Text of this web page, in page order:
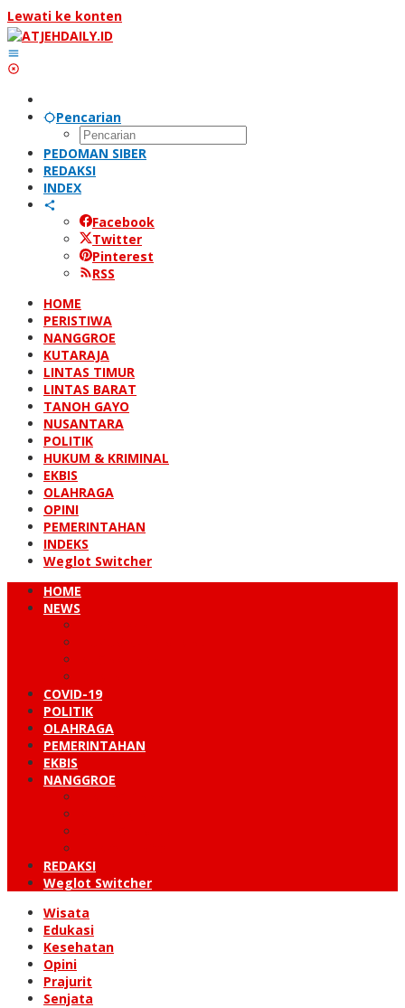
Lewati ke konten
Pencarian
PEDOMAN SIBER
REDAKSI
INDEX
Facebook
Twitter
Pinterest
RSS
HOME
PERISTIWA
NANGGROE
KUTARAJA
LINTAS TIMUR
LINTAS BARAT
TANOH GAYO
NUSANTARA
POLITIK
HUKUM & KRIMINAL
EKBIS
OLAHRAGA
OPINI
PEMERINTAHAN
INDEKS
Weglot Switcher
HOME
NEWS
COVID-19
POLITIK
OLAHRAGA
PEMERINTAHAN
EKBIS
NANGGROE
REDAKSI
Weglot Switcher
Wisata
Edukasi
Kesehatan
Opini
Prajurit
Senjata